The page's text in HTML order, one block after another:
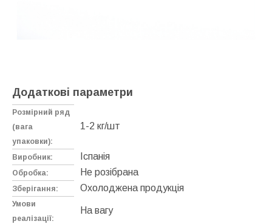
Додаткові параметри
Розмірний ряд
(вага
упаковки):
1-2 кг/шт
Виробник: Іспанія
Обробка: Не розібрана
Зберігання: Охолоджена продукція
Умови
реалізації:
На вагу